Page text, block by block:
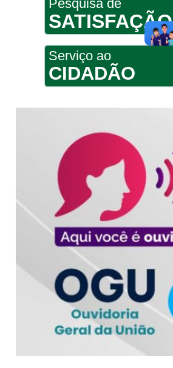
Pesquisa de
SATISFAÇÃO
Serviço ao
CIDADÃO